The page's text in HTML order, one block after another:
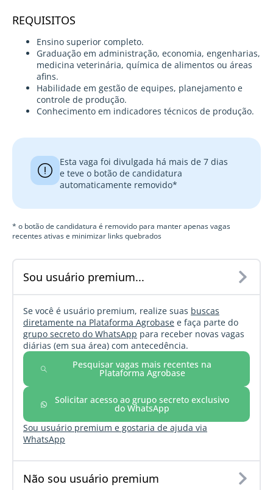
REQUISITOS
Ensino superior completo.
Graduação em administração, economia, engenharias,
medicina veterinária, química de alimentos ou áreas
afins.
Habilidade em gestão de equipes, planejamento e
controle de produção.
Conhecimento em indicadores técnicos de produção.
Esta vaga foi divulgada há mais de 7 dias
e teve o botão de candidatura
automaticamente removido*
* o botão de candidatura é removido para manter apenas vagas
recentes ativas e minimizar links quebrados
Sou usuário premium...
Se você é usuário premium, realize suas buscas
diretamente na Plataforma Agrobase e faça parte do
grupo secreto do WhatsApp para receber novas vagas
diárias (em sua área) com antecedência.
Pesquisar vagas mais recentes na
Plataforma Agrobase
Solicitar acesso ao grupo secreto exclusivo
do WhatsApp
Sou usuário premium e gostaria de ajuda via
WhatsApp
Não sou usuário premium